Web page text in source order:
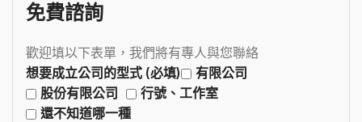
免費諮詢
歡迎填以下表單，我們將有專人與您聯絡
想要成立公司的型式 (必填)
有限公司
股份有限公司
行號、工作室
還不知道哪一種